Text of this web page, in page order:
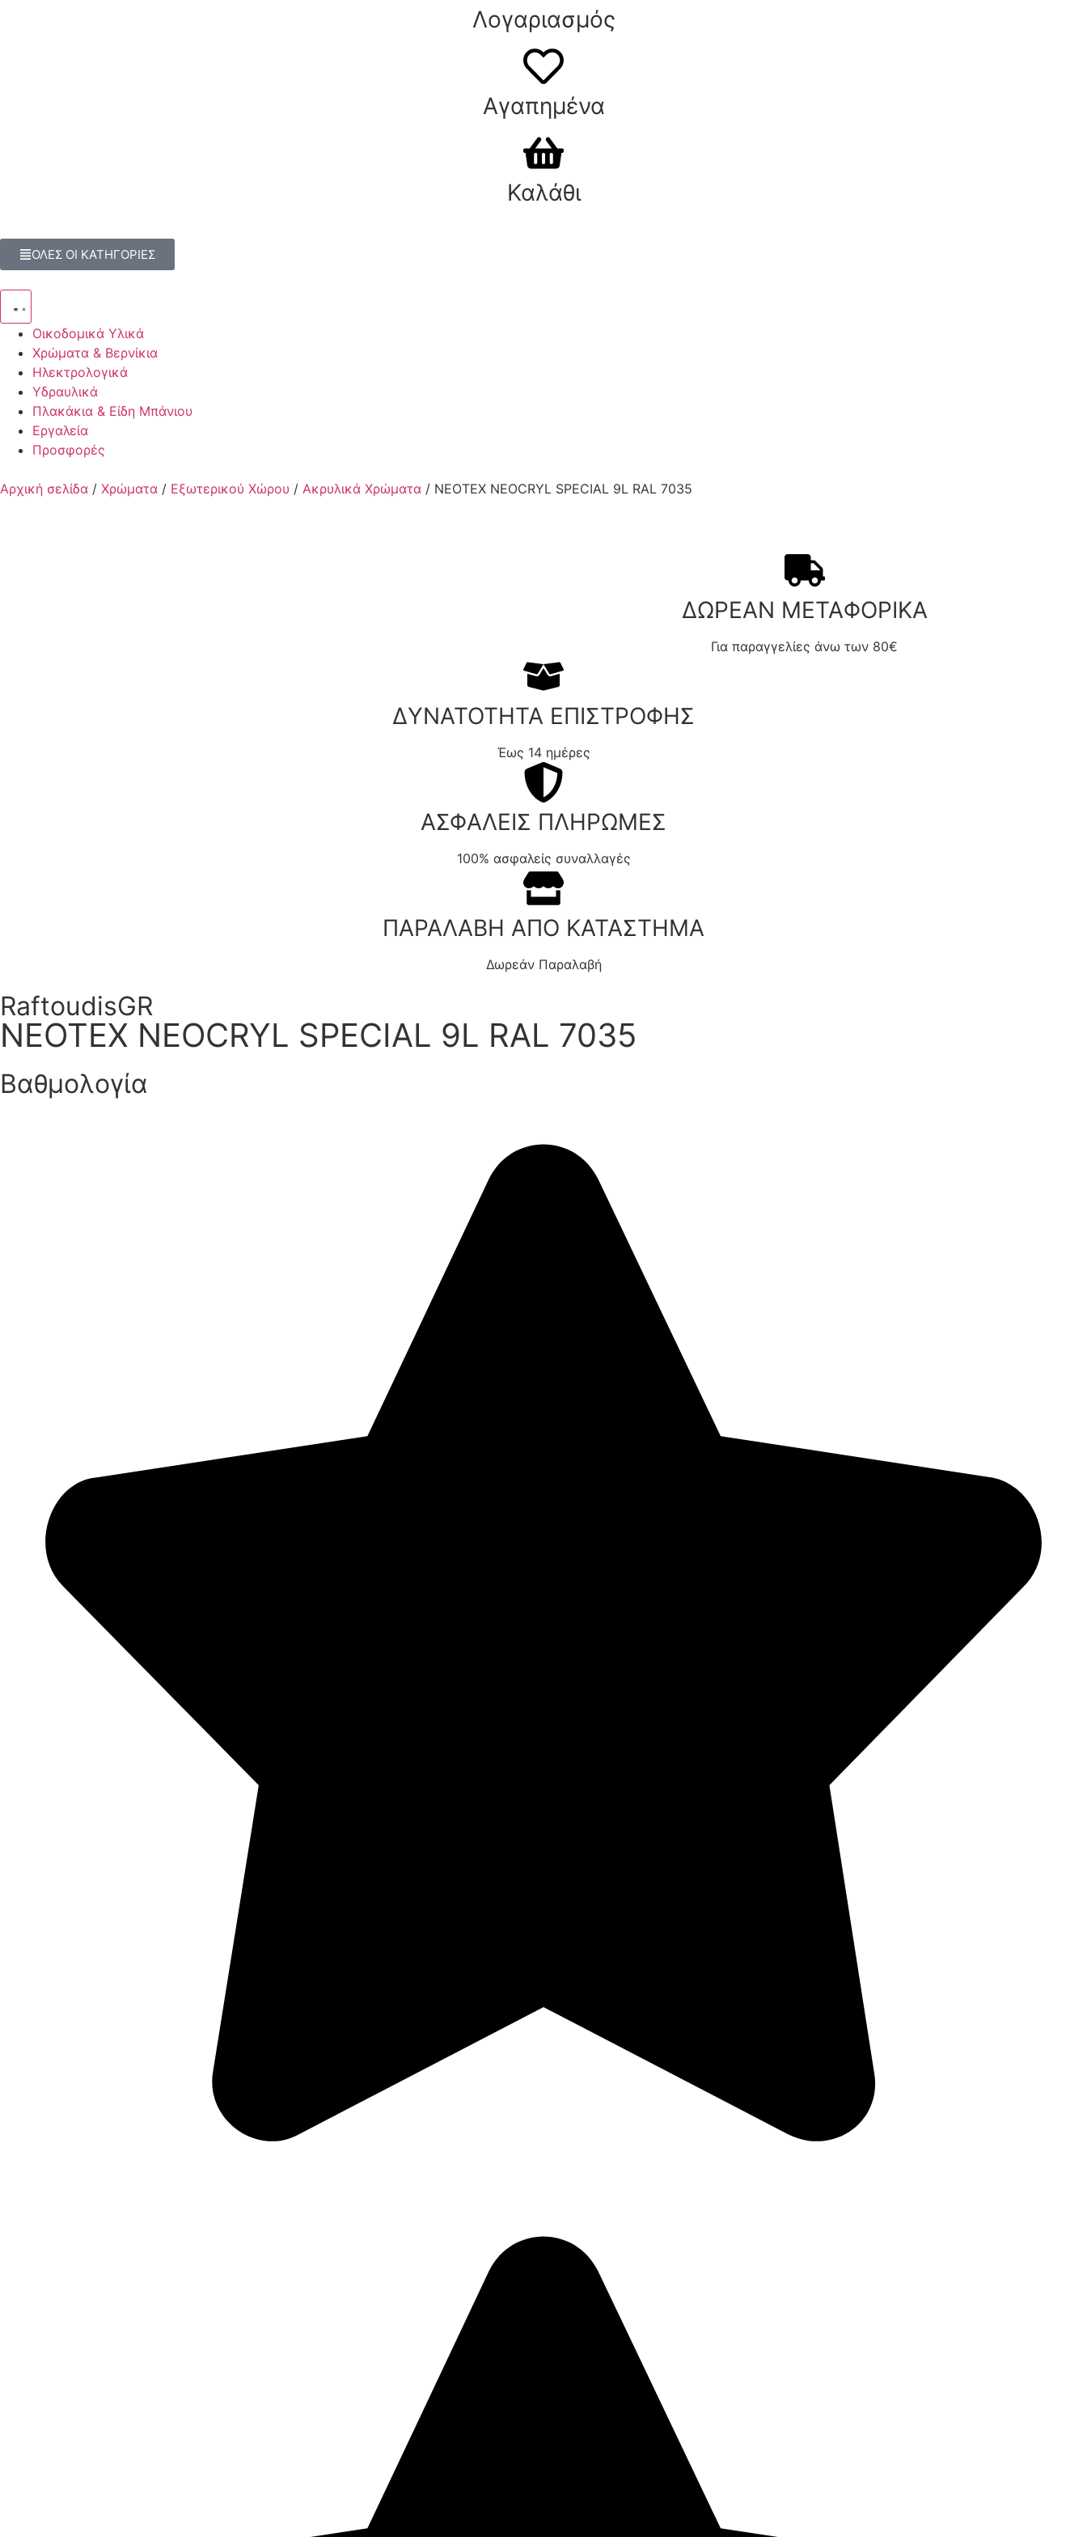
Λογαριασμός
Αγαπημένα
Καλάθι
ΟΛΕΣ ΟΙ ΚΑΤΗΓΟΡΙΕΣ
Οικοδομικά Υλικά
Χρώματα & Βερνίκια
Ηλεκτρολογικά
Υδραυλικά
Πλακάκια & Είδη Μπάνιου
Εργαλεία
Προσφορές
Αρχική σελίδα / Χρώματα / Εξωτερικού Χώρου / Ακρυλικά Χρώματα / NEOTEX NEOCRYL SPECIAL 9L RAL 7035
ΔΩΡΕΑΝ ΜΕΤΑΦΟΡΙΚΑ
Για παραγγελίες άνω των 80€
ΔΥΝΑΤΟΤΗΤΑ ΕΠΙΣΤΡΟΦΗΣ
Έως 14 ημέρες
ΑΣΦΑΛΕΙΣ ΠΛΗΡΩΜΕΣ
100% ασφαλείς συναλλαγές
ΠΑΡΑΛΑΒΗ ΑΠΟ ΚΑΤΑΣΤΗΜΑ
Δωρεάν Παραλαβή
RaftoudisGR
NEOTEX NEOCRYL SPECIAL 9L RAL 7035
Βαθμολογία